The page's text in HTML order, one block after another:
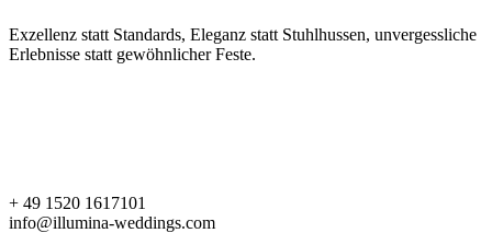
Exzellenz statt Standards, Eleganz statt Stuhlhussen, unvergessliche
Erlebnisse statt gewöhnlicher Feste.
+ 49 1520 1617101
info@illumina-weddings.com